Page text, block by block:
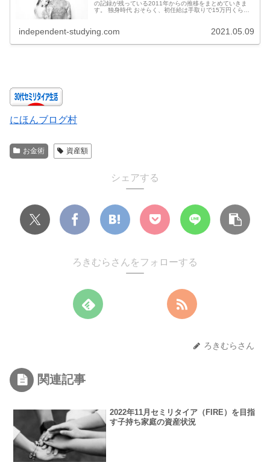
の記録が残っている2011年からの推移をまとめていきま
す。 独身時代 おそらく、初任給は手取りで15万円くらい
independent-studying.com 2021.05.09
にほんブログ村
お金術 資産額
シェアする
ろきむらさんをフォローする
ろきむらさん
関連記事
2022年11月セミリタイア（FIRE）を目指
す子持ち家庭の資産状況￼￼￼￼￼